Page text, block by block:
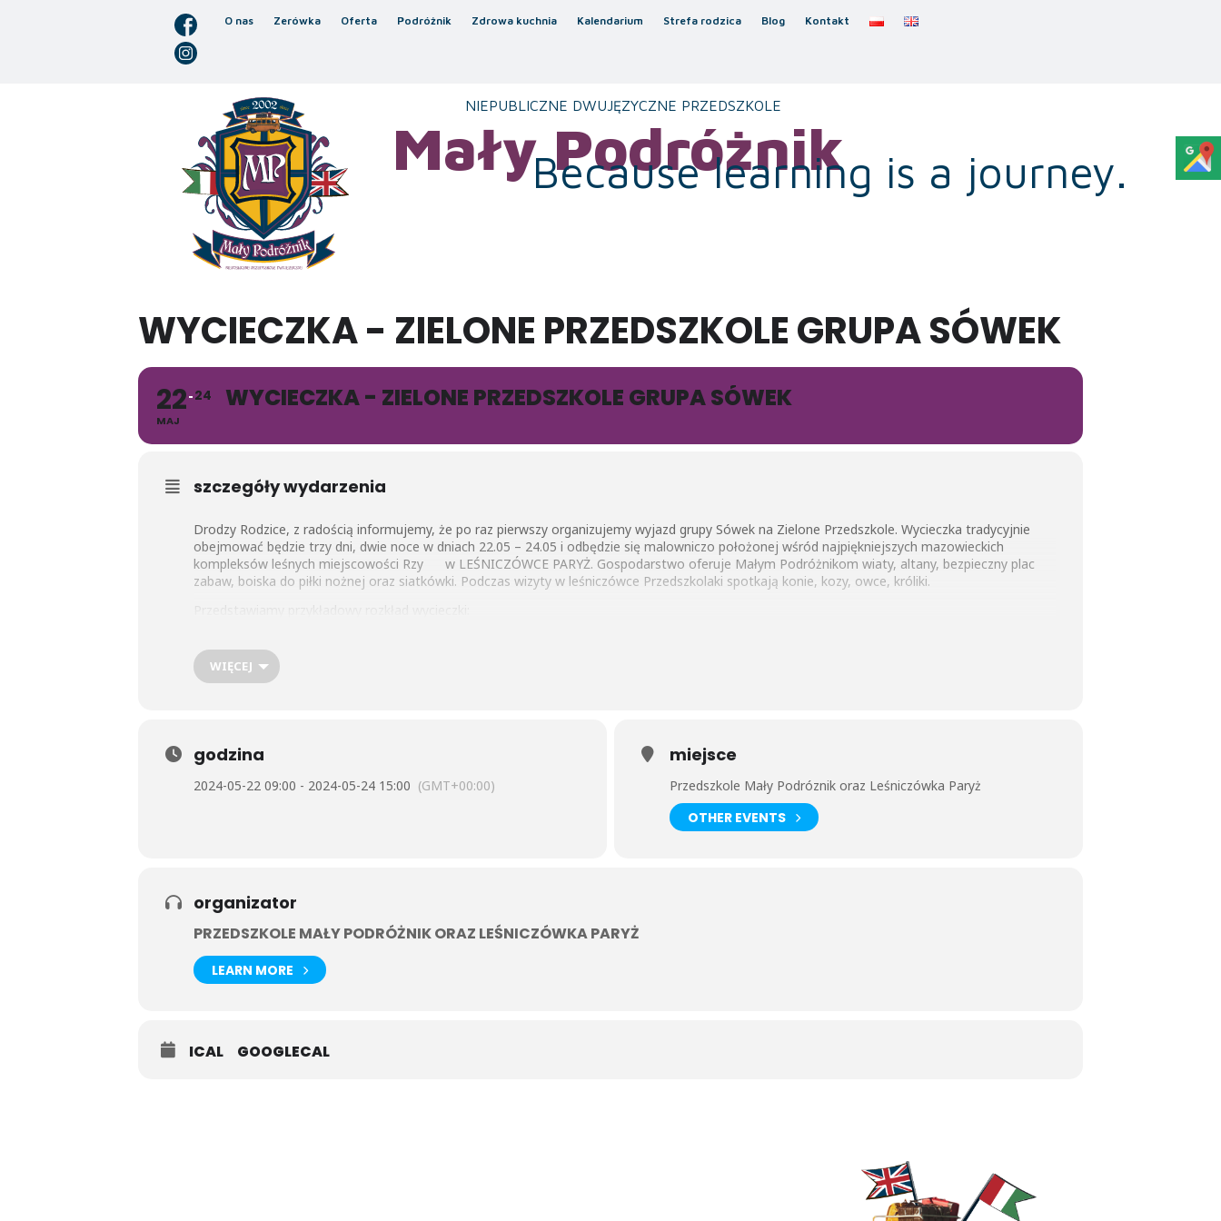
O nas Zerówka Oferta Podróżnik Zdrowa kuchnia Kalendarium Strefa rodzica Blog Kontakt
NIEPUBLICZNE DWUJĘZYCZNE PRZEDSZKOLE
Mały Podróżnik
Because learning is a journey.
WYCIECZKA - ZIELONE PRZEDSZKOLE GRUPA SÓWEK
22
MAJ
24 WYCIECZKA - ZIELONE PRZEDSZKOLE GRUPA SÓWEK
szczegóły wydarzenia
Drodzy Rodzice, z radością informujemy, że po raz pierwszy organizujemy wyjazd grupy Sówek na Zielone Przedszkole. Wycieczka tradycyjnie
obejmować będzie trzy dni, dwie noce w dniach 22.05 – 24.05 i odbędzie się malowniczo położonej wśród najpiękniejszych mazowieckich
kompleksów leśnych miejscowości Rzy w LEŚNICZÓWCE PARYŻ. Gospodarstwo oferuje Małym Podróżnikom wiaty, altany, bezpieczny plac
zabaw, boiska do piłki nożnej oraz siatkówki. Podczas wizyty w leśniczówce Przedszkolaki spotkają konie, kozy, owce, króliki.
Przyjazd do Leśniczówki – powitanie przez gospodarzy i zakwaterowanie, obiad, warsztaty zajęć dawnych kulinarne – „zdrowe żywienie” –
ubijanie masła w kierzankach, mielenie mąki na żarnie, wyrób i pieczenie podpłomyków, tworzenie zdrowych smakołyków z samodzielnie
Dzień 2.
Śniadanie, warsztaty przyrodnicze „ zielona lekcja w lesie”, wędrówka z leśnikiem w głąb lasu, warsztaty w terenie i edukacja na temat życia lasu i
jego mieszkańców, poznawanie specyfiki pracy leśnika, obiad, warsztaty plastyczne ” skarby naszego lasu”. Każde dziecko tworzy własny obraz
ze skarbów leśnych, które znalazł podczas wędrówki, podwieczorek, zabawy na terenie leśniczówki, kolacja.
WIĘCEJ
godzina
2024-05-22 09:00 - 2024-05-24 15:00 (GMT+00:00)
miejsce
Przedszkole Mały Podróznik oraz Leśniczówka Paryż
OTHER EVENTS
organizator
PRZEDSZKOLE MAŁY PODRÓŻNIK ORAZ LEŚNICZÓWKA PARYŻ
LEARN MORE
ICAL GOOGLECAL